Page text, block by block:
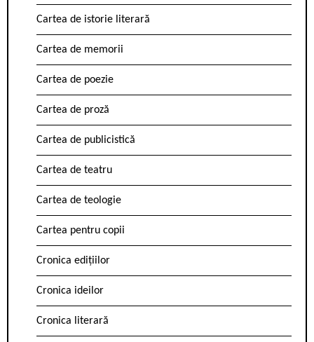
Cartea de istorie literară
Cartea de memorii
Cartea de poezie
Cartea de proză
Cartea de publicistică
Cartea de teatru
Cartea de teologie
Cartea pentru copii
Cronica edițiilor
Cronica ideilor
Cronica literară